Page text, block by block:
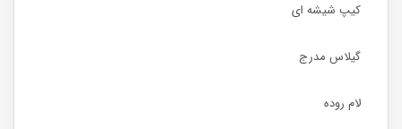
کیپ شیشه ای
گیلاس مدرج
لام روده